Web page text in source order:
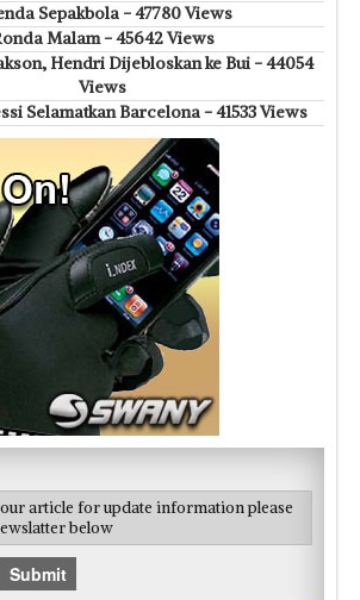
Sepakbola - 47780 Views
Malam - 45642 Views
Hendri Dijebloskan ke Bui - 44054
Views
Selamatkan Barcelona - 41533 Views
article for update information please
below
Submit